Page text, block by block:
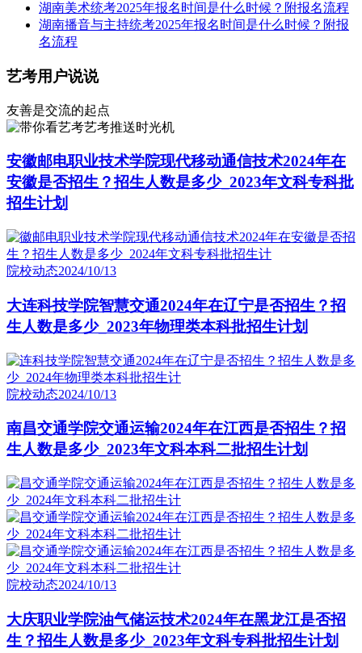
湖南美术统考2025年报名时间是什么时候？附报名流程
湖南播音与主持统考2025年报名时间是什么时候？附报
名流程
艺考用户说说
友善是交流的起点
艺考推送时光机
安徽邮电职业技术学院现代移动通信技术2024年在
安徽是否招生？招生人数是多少_2023年文科专科批
招生计划
院校动态2024/10/13
大连科技学院智慧交通2024年在辽宁是否招生？招
生人数是多少_2023年物理类本科批招生计划
院校动态2024/10/13
南昌交通学院交通运输2024年在江西是否招生？招
生人数是多少_2023年文科本科二批招生计划
院校动态2024/10/13
大庆职业学院油气储运技术2024年在黑龙江是否招
生？招生人数是多少_2023年文科专科批招生计划